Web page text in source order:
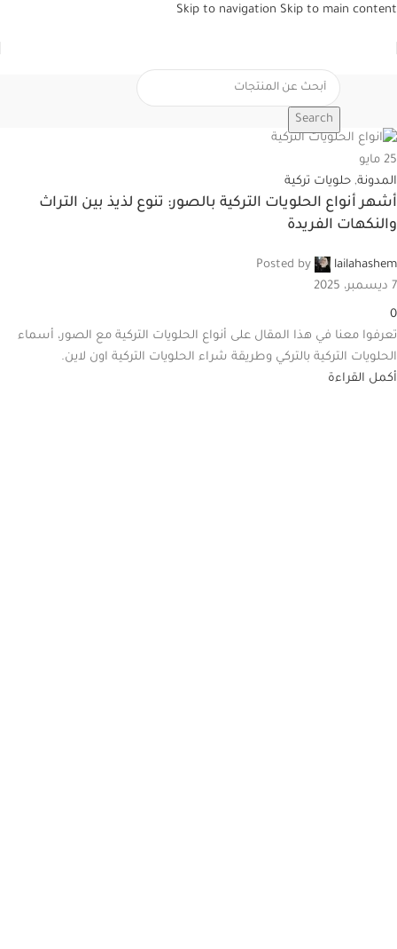
Skip to navigation Skip to main content
Search
25 مايو
المدونة, حلويات تركية
أشهر أنواع الحلويات التركية بالصور: تنوع لذيذ بين التراث
والنكهات الفريدة
Posted by
lailahashem
7 ديسمبر، 2025
0
تعرفوا معنا في هذا المقال على أنواع الحلويات التركية مع الصور، أسماء
الحلويات التركية بالتركي وطريقة شراء الحلويات التركية اون لاين.
أكمل القراءة